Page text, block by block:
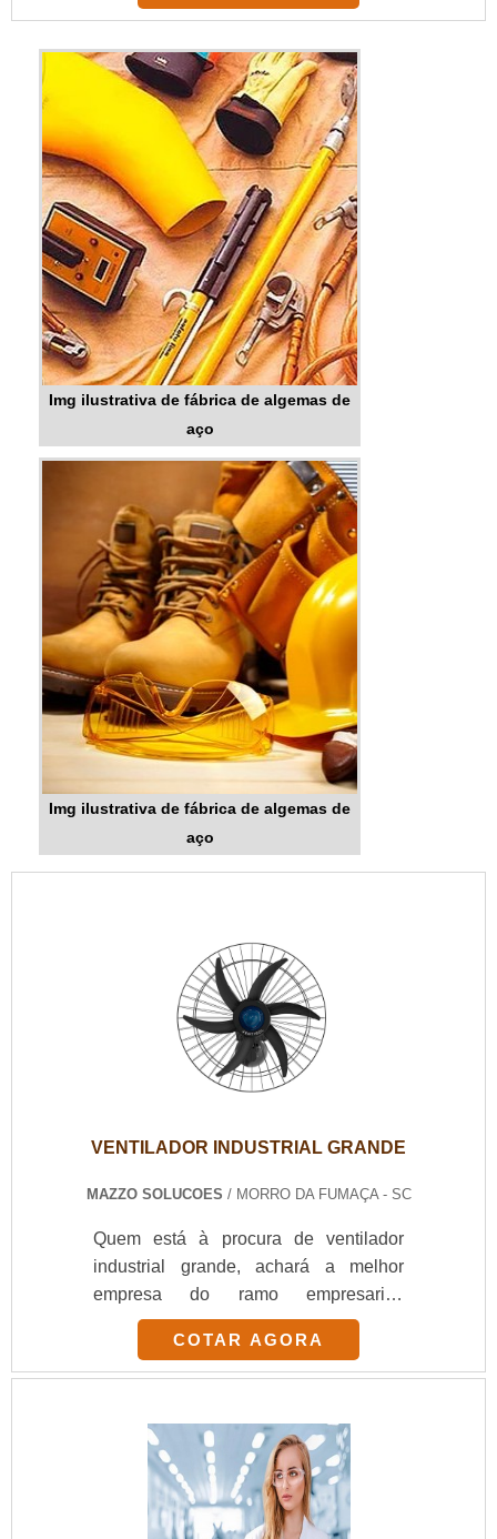
Img ilustrativa de fábrica de algemas de
aço
Img ilustrativa de fábrica de algemas de
aço
VENTILADOR INDUSTRIAL GRANDE
MAZZO SOLUCOES / MORRO DA FUMAÇA - SC
Quem está à procura de ventilador
industrial grande, achará a melhor
empresa do ramo empresarial.
Fazendo um orçamento na empresa
mais qualificada do mercado e
conhecendo a melhor em qualidade e
SOBRE VENTILADOR INDUSTRIAL
GRANDESe alguém quer achar
ventilador industrial grande uma
empresa comprometida com seus
COTAR AGORA